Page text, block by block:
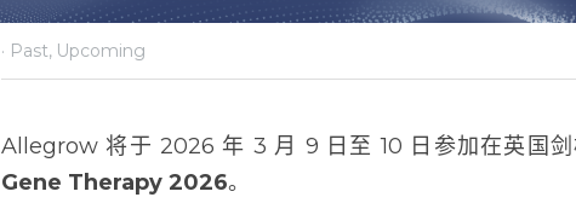
2026年2月26日·Past,
Allegrow 将于 2026 年 3 月 9 日至 10 日参加在英国剑
Therapy 2026。